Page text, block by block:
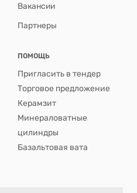
Вакансии
Партнеры
ПОМОЩЬ
Пригласить в тендер
Торговое предложение
Керамзит
Минераловатные
цилиндры
Базальтовая вата